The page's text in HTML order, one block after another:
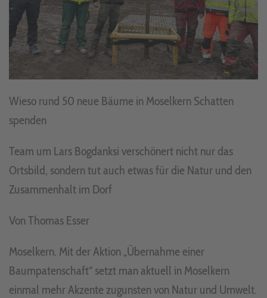
Wieso rund 50 neue Bäume in Moselkern Schatten
spenden
Team um Lars Bogdanksi verschönert nicht nur das
Ortsbild, sondern tut auch etwas für die Natur und den
Zusammenhalt im Dorf
Von Thomas Esser
Moselkern. Mit der Aktion „Übernahme einer
Baumpatenschaft“ setzt man aktuell in Moselkern
einmal mehr Akzente zugunsten von Natur und Umwelt.